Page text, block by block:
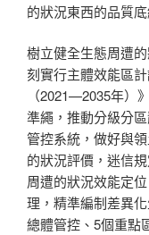
的狀況東西的品質
樹立健全生態周遭
刻實行主體效能區
（2021—2035年）
準繩，推動分級分
管控系統，做好與
的狀況評價，迷信
周遭的狀況效能定
理，精準編制差異
總體管控、5個重點